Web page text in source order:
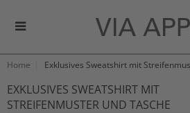
Home Exklusives Sweatshirt mit
EXKLUSIVES SWEATSHIRT MIT
STREIFENMUSTER UND TASCHE